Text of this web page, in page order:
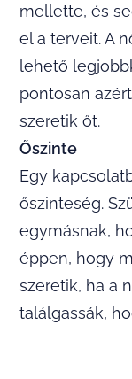
mellette, és
el a terveit. A
lehető
pontosan
szeretik őt.
Őszinte
Egy
őszinteség.
egymásnak,
éppen, hogy
szeretik, ha a
találgassák,